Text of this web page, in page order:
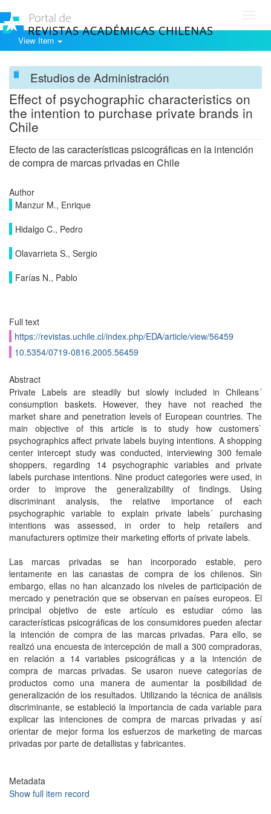
View Item
Estudios de Administración
Effect of psychographic characteristics on
the intention to purchase private brands in
Chile
Efecto de las características psicográficas en la intención
de compra de marcas privadas en Chile
Author
Manzur M., Enrique
Hidalgo C., Pedro
Olavarrieta S., Sergio
Farías N., Pablo
Full text
https://revistas.uchile.cl/index.php/EDA/article/view/56459
10.5354/0719-0816.2005.56459
Abstract
Private Labels are steadily but slowly included in Chileans´
consumption baskets. However, they have not reached the
market share and penetration levels of European countries. The
main objective of this article is to study how customers`
psychographics affect private labels buying intentions. A shopping
center intercept study was conducted, interviewing 300 female
shoppers, regarding 14 psychographic variables and private
labels purchase intentions. Nine product categories were used, in
order to improve the generalizability of findings. Using
discriminant analysis, the relative importance of each
psychographic variable to explain private labels´ purchasing
intentions was assessed, in order to help retailers and
manufacturers optimize their marketing efforts of private labels.
Las marcas privadas se han incorporado estable, pero
lentamente en las canastas de compra de los chilenos. Sin
embargo, ellas no han alcanzado los niveles de participación de
mercado y penetración que se observan en países europeos. El
principal objetivo de este artículo es estudiar cómo las
características psicográficas de los consumidores pueden afectar
la intención de compra de las marcas privadas. Para ello, se
realizó una encuesta de intercepción de mall a 300 compradoras,
en relación a 14 variables psicográficas y a la intención de
compra de marcas privadas. Se usaron nueve categorías de
productos como una manera de aumentar la posibilidad de
generalización de los resultados. Utilizando la técnica de análisis
discriminante, se estableció la importancia de cada variable para
explicar las intenciones de compra de marcas privadas y así
orientar de mejor forma los esfuerzos de marketing de marcas
privadas por parte de detallistas y fabricantes.
Metadata
Show full item record